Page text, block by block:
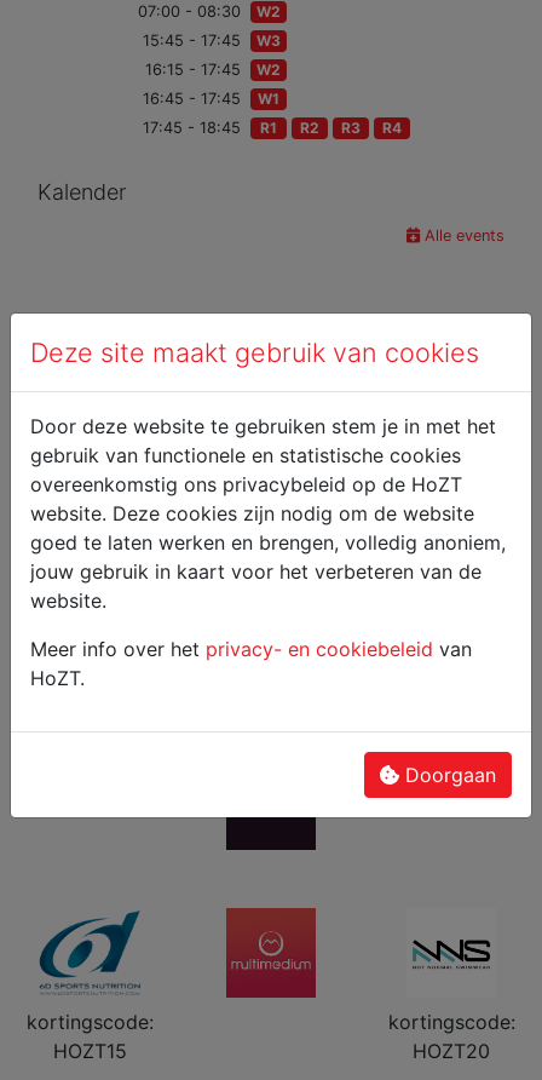
07:00 - 08:30
W2
15:45 - 17:45
W3
16:15 - 17:45
W2
16:45 - 17:45
W1
17:45 - 18:45
R1 R2 R3 R4
Kalender
Alle events
kortingscode:
HOZT15
kortingscode:
HOZT20
Deze site maakt gebruik van cookies
Door deze website te gebruiken stem je in met het
gebruik van functionele en statistische cookies
overeenkomstig ons privacybeleid op de HoZT
website. Deze cookies zijn nodig om de website
goed te laten werken en brengen, volledig anoniem,
jouw gebruik in kaart voor het verbeteren van de
website.
Meer info over het privacy- en cookiebeleid van
HoZT.
Doorgaan